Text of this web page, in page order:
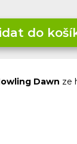
do
Dawn ze